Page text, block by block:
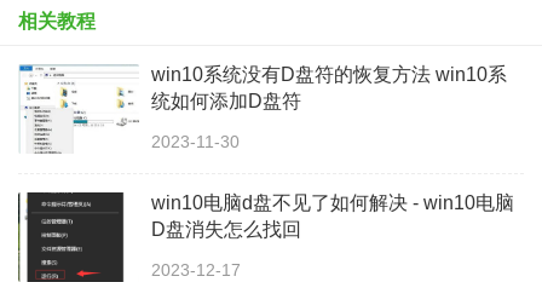
相关教程
win10系统没有D盘符的恢复方法 win10系
统如何添加D盘符
2023-11-30
win10电脑d盘不见了如何解决 - win10电脑
D盘消失怎么找回
2023-12-17